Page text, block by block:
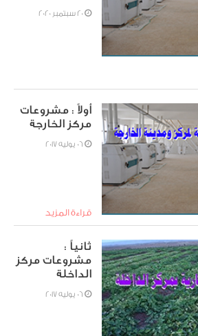
أولاً : مشروعات
مركز الخارجة
قراءة المزيد
ثانياً :
مشروعات مركز
الداخلة